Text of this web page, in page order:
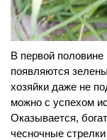
В первой половине
появляются
хозяйки даже не
можно с успехом
Оказывается,
чесночные